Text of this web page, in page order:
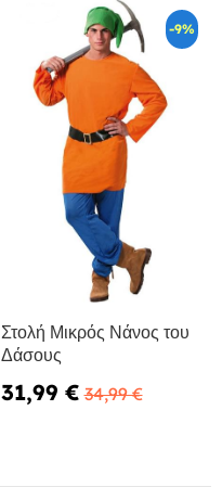
-9%
Στολή Μικρός Νάνος του
Δάσους
31,99 € 34,99 €